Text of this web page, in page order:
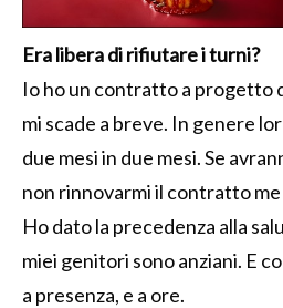
Era libera di rifiutare i turni?
Io ho un contratto a progetto
mi scade a breve. In genere
due mesi in due mesi. Se
non rinnovarmi il contratto
Ho dato la precedenza alla
miei genitori sono anziani. E
a presenza, e a ore.